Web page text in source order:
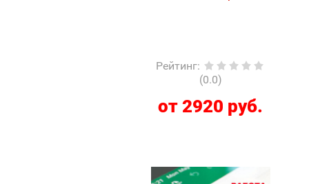
Рейтинг:
(0.0)
от 2920 руб.